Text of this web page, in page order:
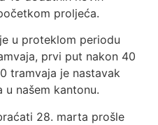
proljeća.
u proteklom periodu
prvi put nakon 40
tramvaja je nastavak
u našem kantonu.
28. marta prošle